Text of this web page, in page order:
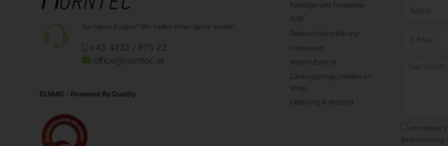
Sie haben Fragen? Wir helfen Ihnen gerne weiter!
+43 4232 / 875 22
office@horntec.at
ELMAG - Powered By Quality
Kataloge und Prospekte
AGB
Datenschutzerklärung
Impressum
Widerrufsrecht
Zahlungsmöglichkeiten im
Shop
Lieferung & Versand
Ich stimme
Beantwortung